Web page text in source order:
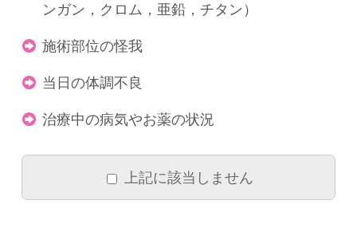
ンガン，クロム，亜鉛，チタン）
施術部位の怪我
当日の体調不良
治療中の病気やお薬の状況
上記に該当しません